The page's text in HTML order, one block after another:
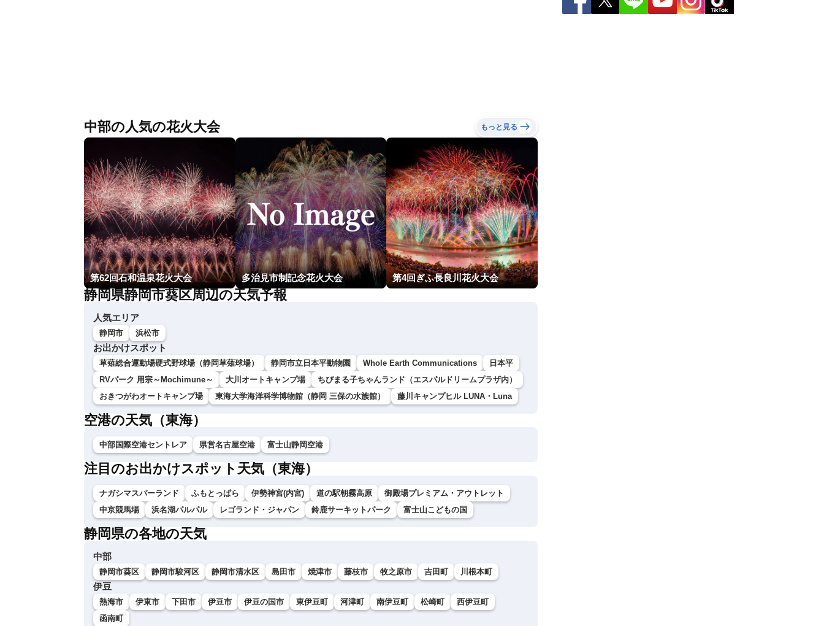
中部の人気の花火大会 もっと見る
第62回石和温泉花火大会 多治見市制記念花火大会 第4回ぎふ長良川花火大会
静岡県静岡市葵区周辺の天気予報
人気エリア
静岡市 浜松市
お出かけスポット
草薙総合運動場硬式野球場（静岡草薙球場） 静岡市立日本平動物園 Whole Earth Communications
日本平
RVパーク 用宗～Mochimune～
大川オートキャンプ場
ちびまる子ちゃんランド（エスパルドリームプラザ内）
おきつがわオートキャンプ場
東海大学海洋科学博物館（静岡 三保の水族館） 藤川キャンプヒル LUNA・Luna
空港の天気（東海）
中部国際空港セントレア 県営名古屋空港 富士山静岡空港
注目のお出かけスポット天気（東海）
ナガシマスパーランド ふもとっぱら 伊勢神宮(内宮) 道の駅朝霧高原
御殿場プレミアム・アウトレット
中京競馬場
浜名湖パルパル レゴランド・ジャパン 鈴鹿サーキットパーク 富士山こどもの国
静岡県の各地の天気
中部
静岡市葵区 静岡市駿河区 静岡市清水区 島田市 焼津市 藤枝市 牧之原市 吉田町 川根本町
伊豆
熱海市 伊東市 下田市 伊豆市 伊豆の国市 東伊豆町 河津町 南伊豆町 松崎町
西伊豆町
函南町